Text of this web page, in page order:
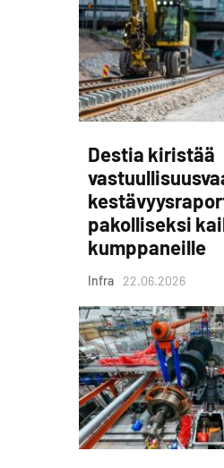
Destia kiristää
pakolliseksi
kumppaneille
Infra 22.06.2026